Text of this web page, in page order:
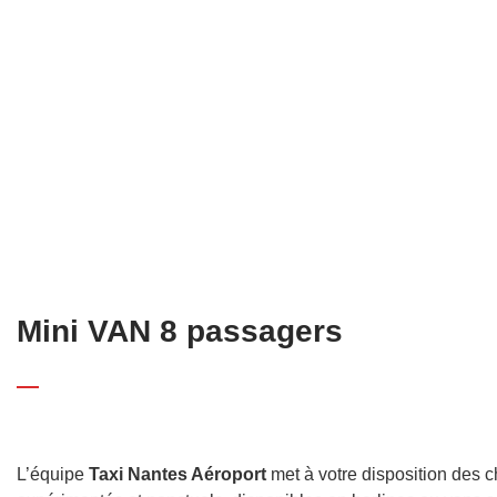
Mini VAN 8 passagers
L’équipe Taxi Nantes Aéroport met à votre disposition des